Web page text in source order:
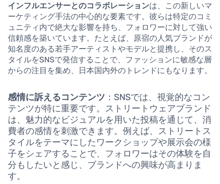
インフルエンサーとのコラボレーションは、この新しいマ
ーケティング手法の中心的な要素です。彼らは特定のコミ
ュニティ内で絶大な影響を持ち、フォロワーに対して強い
信頼感を築いています。たとえば、原宿の人気ブランドが
知名度のある若手アーティストやモデルと提携し、そのス
タイルをSNSで発信することで、ファッションに敏感な層
からの注目を集め、日本国内外のトレンドにもなります。
感情に訴えるコンテンツ ：SNSでは、視覚的なコン
テンツが特に重要です。ストリートウェアブランド
は、魅力的なビジュアルを用いた投稿を通じて、消
費者の感情を刺激できます。例えば、ストリートス
タイルをテーマにしたワークショップや展示会の様
子をシェアすることで、フォロワーはその体験を自
分もしたいと感じ、ブランドへの興味が高まりま
す。